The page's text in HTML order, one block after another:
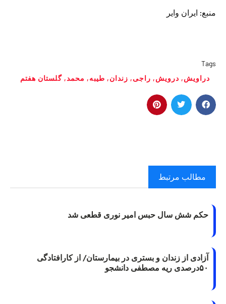
منبع: ایران وایر
Tags
دراویش, درویش, راجی, زندان, طیبه, محمد, گلستان هفتم
مطالب مرتبط
حکم شش سال حبس امیر نوری قطعی شد
آزادی از زندان و بستری در بیمارستان/ از کارافتادگی
۵۰درصدی ریه مصطفی دانشجو